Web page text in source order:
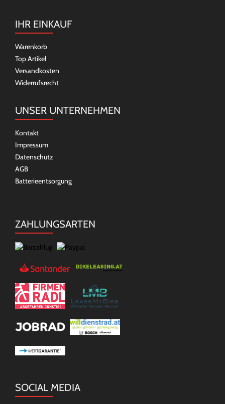
IHR EINKAUF
Warenkorb
Top Artikel
Versandkosten
Widerrufsrecht
UNSER UNTERNEHMEN
Kontakt
Impressum
Datenschutz
AGB
Batterieentsorgung
ZAHLUNGSARTEN
SOCIAL MEDIA